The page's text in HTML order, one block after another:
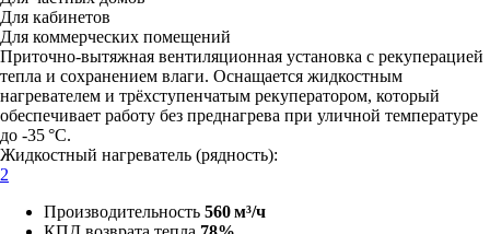
Для кабинетов
Для коммерческих помещений
Приточно-вытяжная вентиляционная установка с рекуперацией
тепла и сохранением влаги. Оснащается жидкостным
нагревателем и трёхступенчатым рекуператором, который
обеспечивает работу без преднагрева при уличной температуре
до -35 °C.
Жидкостный нагреватель (рядность):
2
Производительность 560 м³/ч